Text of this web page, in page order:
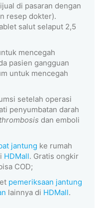
di pasaran dengan
resep dokter).
salut selaput 2,5
mencegah
pasien gangguan
untuk mencegah
setelah operasi
penyumbatan darah
dan emboli
jantung ke rumah
HDMall. Gratis ongkir
COD;
pemeriksaan jantung
lainnya di HDMall.